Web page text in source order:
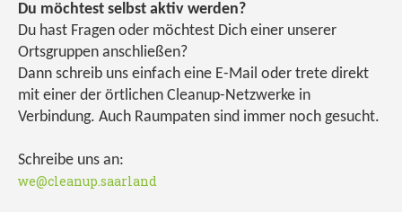
Du möchtest selbst aktiv werden?
Du hast Fragen oder möchtest Dich einer unserer
Ortsgruppen anschließen?
Dann schreib uns einfach eine E-Mail oder trete direkt
mit einer der örtlichen Cleanup-Netzwerke in
Verbindung. Auch Raumpaten sind immer noch gesucht.
Schreibe uns an:
we@cleanup.saarland